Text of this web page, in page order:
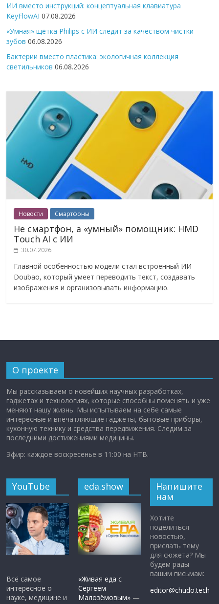
ИИ вместо инструкций: концептуальная клавиатура
KeyFlowAI 07.08.2026
«Умная» щётка Philips с ИИ следит за качеством чистки
зубов 06.08.2026
Бактерии вместо пластика: экологичная коллекция
светильников 06.08.2026
Новости Смартфоны
Не смартфон, а «умный» помощник: HMD
Touch AI с ИИ
30.07.2026
Главной особенностью модели стал встроенный ИИ
Doubao, который умеет переводить текст, создавать
изображения и организовывать информацию.
О проекте
Мы рассказываем о новейших научных разработках,
гаджетах и технологиях, которые способны поменять и уже
меняют нашу жизнь. Мы испытываем на себе самые
интересные и впечатляющие гаджеты, бытовые приборы,
кухонную технику и средства передвижения. Следим за
последними достижениями медицины.
Эфир: каждое воскресенье в 11:00 на НТВ.
YouTube
Всё самое
интересное о
науке, медицине и
eda.show
«Живая еда с
Сергеем
Малозёмовым» —
Напишите
нам
Хотите
поделиться
новостью,
прислать тему
для сюжета? Мы
будем рады
вашим письмам:
editor@chudo.tech